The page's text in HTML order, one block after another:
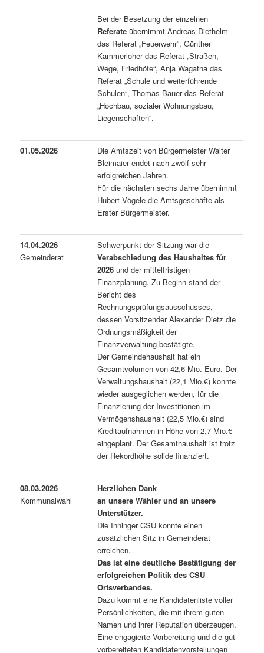
Bei der Besetzung der einzelnen
Referate übernimmt Andreas Diethelm
das Referat „Feuerwehr“, Günther
Kammerloher das Referat „Straßen,
Wege, Friedhöfe“, Anja Wagatha das
Referat „Schule und weiterführende
Schulen“, Thomas Bauer das Referat
„Hochbau, sozialer Wohnungsbau,
Liegenschaften“.
01.05.2026
Die Amtszeit von Bürgermeister Walter
Bleimaier endet nach zwölf sehr
erfolgreichen Jahren.
Für die nächsten sechs Jahre übernimmt
Hubert Vögele die Amtsgeschäfte als
Erster Bürgermeister.
14.04.2026
Gemeinderat
Schwerpunkt der Sitzung war die
Verabschiedung des Haushaltes für
2026 und der mittelfristigen
Finanzplanung. Zu Beginn stand der
Bericht des
Rechnungsprüfungsausschusses,
dessen Vorsitzender Alexander Dietz die
Ordnungsmäßigkeit der
Finanzverwaltung bestätigte.
Der Gemeindehaushalt hat ein
Gesamtvolumen von 42,6 Mio. Euro. Der
Verwaltungshaushalt (22,1 Mio.€) konnte
wieder ausgeglichen werden, für die
Finanzierung der Investitionen im
Vermögenshaushalt (22,5 Mio.€) sind
Kreditaufnahmen in Höhe von 2,7 Mio.€
eingeplant. Der Gesamthaushalt ist trotz
der Rekordhöhe solide finanziert.
08.03.2026
Kommunalwahl
Herzlichen Dank
an unsere Wähler und an unsere
Unterstützer.
Die Inninger CSU konnte einen
zusätzlichen Sitz in Gemeinderat
erreichen.
Das ist eine deutliche Bestätigung der
erfolgreichen Politik des CSU
Ortsverbandes.
Dazu kommt eine Kandidatenliste voller
Persönlichkeiten, die mit ihrem guten
Namen und ihrer Reputation überzeugen.
Eine engagierte Vorbereitung und die gut
vorbereiteten Kandidatenvorstellungen